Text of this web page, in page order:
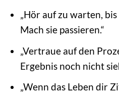
„Hör auf zu warten,
Mach sie passieren.“
„Vertraue auf den
Ergebnis noch nicht
„Wenn das Leben dir